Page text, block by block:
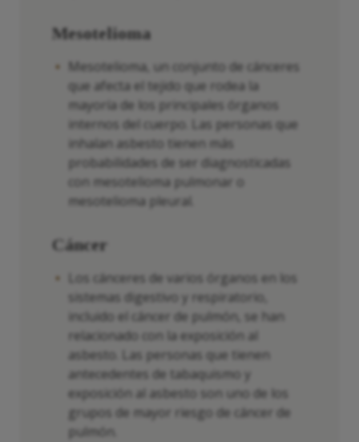
Mesotelioma
Mesotelioma, un conjunto de cánceres
que afecta el tejido que rodea la
mayoría de los principales órganos
internos del cuerpo. Las personas que
inhalan asbesto tienen más
probabilidades de ser diagnosticadas
con mesotelioma pulmonar o
mesotelioma pleural.
Cáncer
Los cánceres de varios órganos en los
sistemas digestivo y respiratorio,
incluido el cáncer de pulmón, se han
relacionado con la exposición al
asbesto. Las personas que tienen
antecedentes de tabaquismo y
exposición al asbesto son uno de los
grupos de mayor riesgo de cáncer de
pulmón.